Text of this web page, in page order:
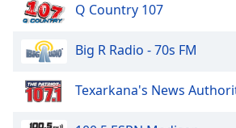
Q Country 107
Big R Radio - 70s FM
Texarkana's News